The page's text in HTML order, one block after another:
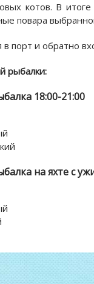
котов. В
повара
в порт и обратно
рыбалки:
18:00-21:00
на яхте с